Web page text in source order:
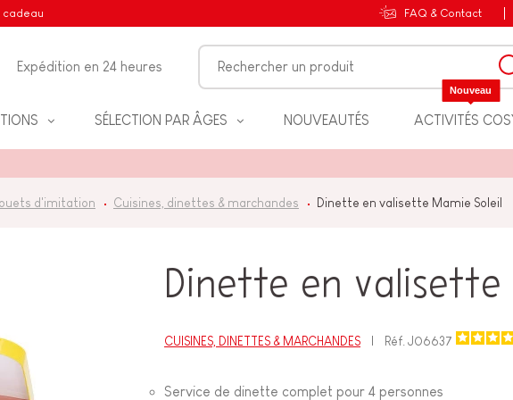
cadeau FAQ & Contact
Expédition en 24 heures
SÉLECTION PAR ÂGES NOUVEAUTÉS ACTIVITÉS
Nouveau
d'imitation Cuisines, dinettes & marchandes Dinette en valisette Mamie Soleil
Dinette en valisette
CUISINES, DINETTES & MARCHANDES Réf. J06637
Service de dinette complet pour 4 personnes